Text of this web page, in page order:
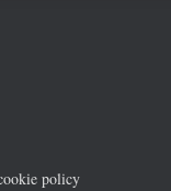
policy